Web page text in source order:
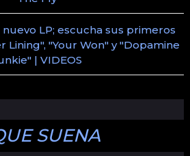
LP; escucha sus primeros
Lining", "Your Won" y "Dopamine
| VIDEOS
SUENA